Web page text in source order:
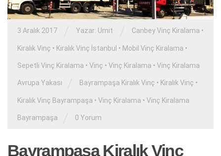
3 Aralık 2017 Yazar: Umit Canbey Vinç Kiralama •
Kiralık Vinç • Kiralık Vinç İstanbul • Mobil Vinç Kiralama •
Sepetli Vinç Kiralama • Vinç • Vinç Kiralama • Vinç Kiralama
Avrupa Yakası Bayrampaşa Kiralık Vinç • Kiralık Vinç •
Kiralık Vinç Bayrampaşa • Vinç Kiralama • Vinç Kiralama
Bayrampaşa 0 Yorum
Bayrampaşa Kiralık Vinç